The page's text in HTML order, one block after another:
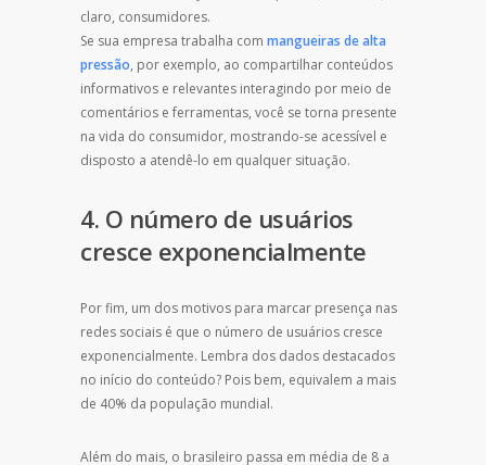
claro, consumidores.
Se sua empresa trabalha com mangueiras de alta
pressão, por exemplo, ao compartilhar conteúdos
informativos e relevantes interagindo por meio de
comentários e ferramentas, você se torna presente
na vida do consumidor, mostrando-se acessível e
disposto a atendê-lo em qualquer situação.
4. O número de usuários
cresce exponencialmente
Por fim, um dos motivos para marcar presença nas
redes sociais é que o número de usuários cresce
exponencialmente. Lembra dos dados destacados
no início do conteúdo? Pois bem, equivalem a mais
de 40% da população mundial.
Além do mais, o brasileiro passa em média de 8 a